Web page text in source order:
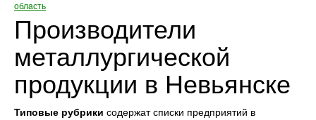
область
Производители
металлургической
продукции в Невьянске
Типовые рубрики содержат списки предприятий в